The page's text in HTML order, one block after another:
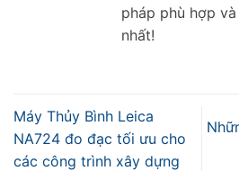
pháp phù hợp
nhất!
Máy Thủy Bình Leica
NA724 đo đạc tối ưu cho
các công trình xây dựng